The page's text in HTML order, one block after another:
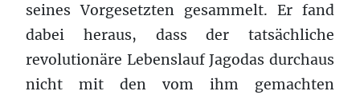
seines Vorgesetzten gesammelt. Er fand
dabei heraus, dass der tatsächliche
revolutionäre Lebenslauf Jagodas durchaus
nicht mit den vom ihm gemachten